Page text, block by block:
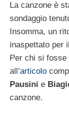
La canzone è
sondaggio
Insomma, un
inaspettato per
Per chi si fosse
all’articolo
Pausini e
canzone.